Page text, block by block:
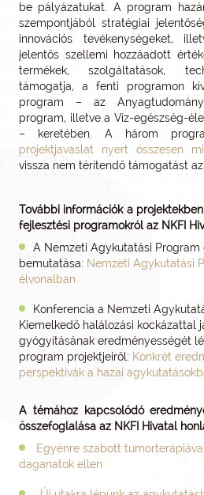
be pályázatukat. A program
szempontjából stratégiai
innovációs tevékenységeket,
jelentős szellemi hozzáadott
termékek, szolgáltatások,
támogatja, a fenti programon
program – az
program, illetve a Víz-egészség-
– keretében. A három
projektjavaslat nyert összesen
vissza nem térítendő támogatást az
További információk a
fejlesztési programokról az NKFI
A Nemzeti Agykutatási Program
bemutatása: Nemzeti Agykutatási
élvonalban
Konferencia a Nemzeti
Kiemelkedő halálozási kockázattal
gyógyításának eredményességét
program projektjeiről: Konkrét
perspektívák a hazai
A témához kapcsolódó
összefoglalása az NKFI Hivatal
Egyénre szabott
daganatok ellen